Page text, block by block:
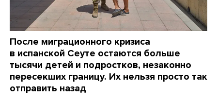
После миграционного кризиса
в испанской Сеуте остаются больше
тысячи детей и подростков, незаконно
пересекших границу. Их нельзя просто так
отправить назад